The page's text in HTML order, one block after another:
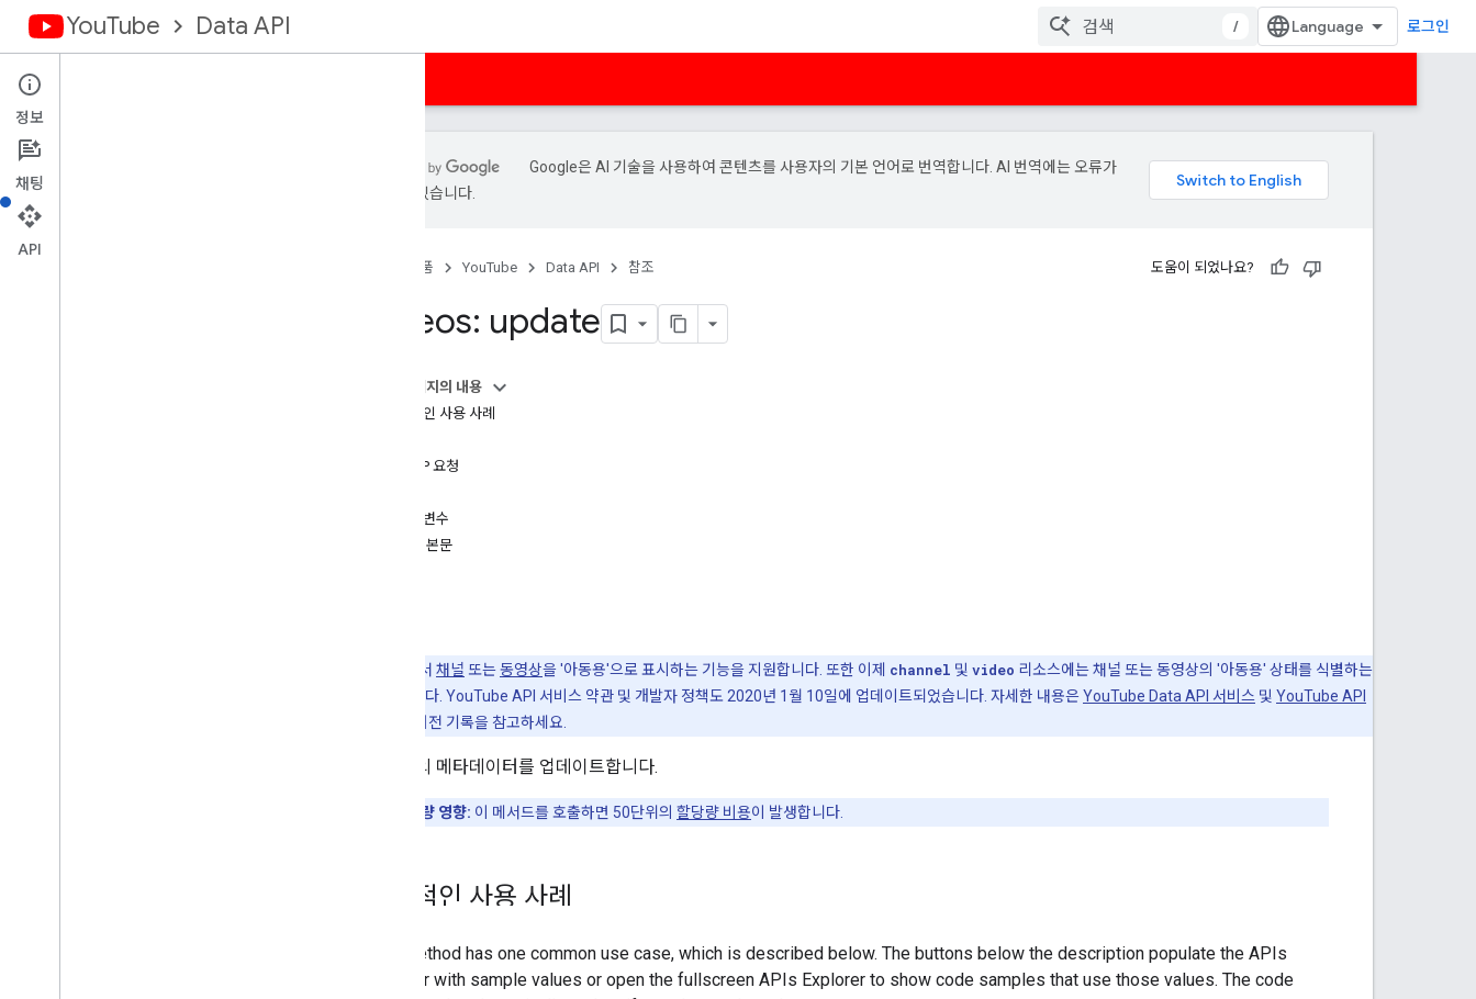
YouTube Data API / 로그인
개요
활동
Google은 AI 기술을 사용하여 콘텐츠를 사용자의 기본 언어로 번역합니다. AI 번역에는 오류가
있을 수 있습니다.
제품 YouTube Data API 참조 도움이 되었나요?
Videos: update
이 페이지의 내용
일반적인 사용 사례
HTTP 요청
매개변수
요청 본문
이제 API에서 채널 또는동영상을 '아동용'으로 표시하는 기능을 지원합니다. 또한 이제 channel 및 video 리소스에는 채널 또는 동영상의 '아동용' 상태를 식별하는
속성도 포함됩니다. YouTube API 서비스 약관 및 개발자 정책도 2020년 1월 10일에 업데이트되었습니다. 자세한 내용은YouTube Data API 서비스 및 YouTube API
의 버전 기록을 참고하세요.
동영상의 메타데이터를 업데이트합니다.
할당량 영향: 이 메서드를 호출하면 50단위의 할당량 비용이 발생합니다.
일반적인 사용 사례
정보
채팅
API